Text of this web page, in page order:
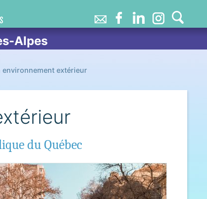
Alpes
environnement extérieur
du Québec